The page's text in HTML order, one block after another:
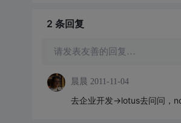
2 条回复
请发表友善的回复…
晨晨 2011-11-04
去企业开发->lotus去问问，